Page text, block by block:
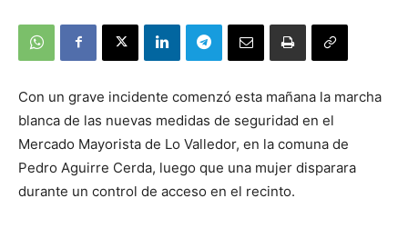
Con un grave incidente comenzó esta mañana la marcha
blanca de las nuevas medidas de seguridad en el
Mercado Mayorista de Lo Valledor, en la comuna de
Pedro Aguirre Cerda, luego que una mujer disparara
durante un control de acceso en el recinto.